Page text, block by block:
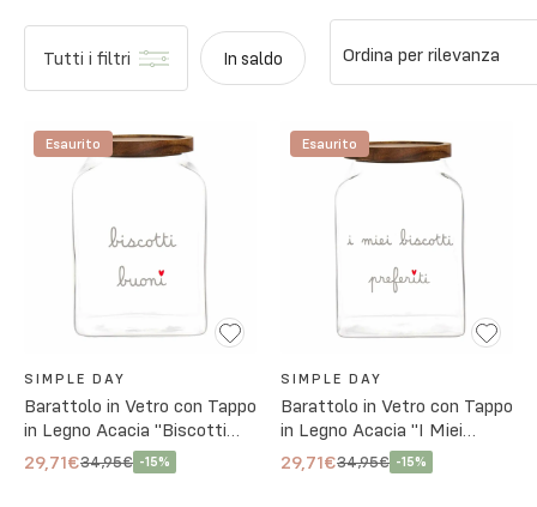
Tutti i filtri In saldo Ordina per rilevanza
Esaurito
SIMPLE DAY
Barattolo in Vetro con Tappo
in Legno Acacia "Biscotti
Buoni"
29,71€34,95€ -15%
Esaurito
SIMPLE DAY
Barattolo in Vetro con Tappo
in Legno Acacia "I Miei
Biscotti Preferiti"
29,71€34,95€ -15%